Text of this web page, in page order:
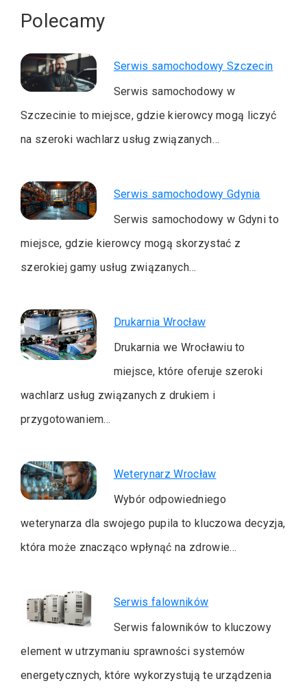
Polecamy
Serwis samochodowy Szczecin
Serwis samochodowy w
Szczecinie to miejsce, gdzie kierowcy mogą liczyć
na szeroki wachlarz usług związanych…
Serwis samochodowy Gdynia
Serwis samochodowy w Gdyni to
miejsce, gdzie kierowcy mogą skorzystać z
szerokiej gamy usług związanych…
Drukarnia Wrocław
Drukarnia we Wrocławiu to
miejsce, które oferuje szeroki
wachlarz usług związanych z drukiem i
przygotowaniem…
Weterynarz Wrocław
Wybór odpowiedniego
weterynarza dla swojego pupila to kluczowa decyzja,
która może znacząco wpłynąć na zdrowie…
Serwis falowników
Serwis falowników to kluczowy
element w utrzymaniu sprawności systemów
energetycznych, które wykorzystują te urządzenia